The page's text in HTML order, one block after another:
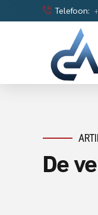
Telefoon:
De